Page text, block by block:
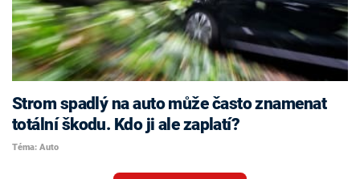
Strom spadlý na auto může často znamenat
totální škodu. Kdo ji ale zaplatí?
Téma: Auto